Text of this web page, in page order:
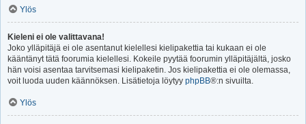
Ylös
Kieleni ei ole valittavana!
Joko ylläpitäjä ei ole asentanut kielellesi kielipakettia tai kukaan ei ole
kääntänyt tätä foorumia kielellesi. Kokeile pyytää foorumin ylläpitäjältä, josko
hän voisi asentaa tarvitsemasi kielipaketin. Jos kielipakettia ei ole olemassa,
voit luoda uuden käännöksen. Lisätietoja löytyy phpBB®:n sivuilta.
Ylös